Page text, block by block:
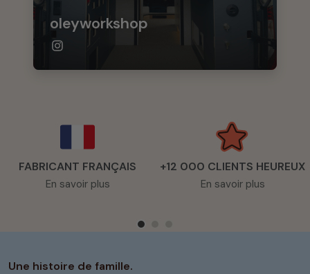
oleyworkshop
FABRICANT FRANÇAIS
En savoir plus
+12 000 CLIENTS HEUREUX
En savoir plus
Une histoire de famille.